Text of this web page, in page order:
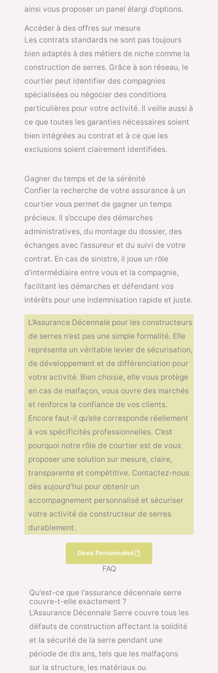
ainsi vous proposer un panel élargi d’options.
Accéder à des offres sur mesure
Les contrats standards ne sont pas toujours
bien adaptés à des métiers de niche comme la
construction de serres. Grâce à son réseau, le
courtier peut identifier des compagnies
spécialisées ou négocier des conditions
particulières pour votre activité. Il veille aussi à
ce que toutes les garanties nécessaires soient
bien intégrées au contrat et à ce que les
exclusions soient clairement identifiées.
Gagner du temps et de la sérénité
Confier la recherche de votre assurance à un
courtier vous permet de gagner un temps
précieux. Il s’occupe des démarches
administratives, du montage du dossier, des
échanges avec l’assureur et du suivi de votre
contrat. En cas de sinistre, il joue un rôle
d’intermédiaire entre vous et la compagnie,
facilitant les démarches et défendant vos
intérêts pour une indemnisation rapide et juste.
L’Assurance Décennale pour les constructeurs
de serres n’est pas une simple formalité. Elle
représente un véritable levier de sécurisation,
de développement et de différenciation pour
votre activité. Bien choisie, elle vous protège
en cas de malfaçon, vous ouvre des marchés
et renforce la confiance de vos clients.
Encore faut-il qu’elle corresponde réellement
à vos spécificités professionnelles. C’est
pourquoi notre rôle de courtier est de vous
proposer une solution sur mesure, claire,
transparente et compétitive. Contactez-nous
dès aujourd’hui pour obtenir un
accompagnement personnalisé et sécuriser
votre activité de constructeur de serres
durablement.
Devis Personnalisé
FAQ
Qu'est-ce que l'assurance décennale serre
couvre-t-elle exactement ?
L’Assurance Décennale Serre couvre tous les
défauts de construction affectant la solidité
et la sécurité de la serre pendant une
période de dix ans, tels que les malfaçons
sur la structure, les matériaux ou